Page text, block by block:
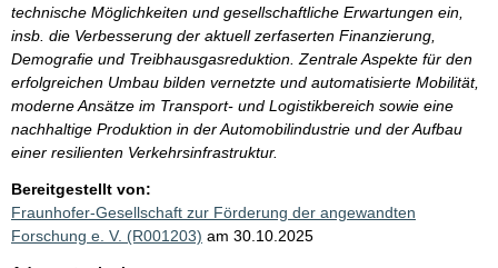
technische Möglichkeiten und gesellschaftliche Erwartungen ein,
insb. die Verbesserung der aktuell zerfaserten Finanzierung,
Demografie und Treibhausgasreduktion. Zentrale Aspekte für den
erfolgreichen Umbau bilden vernetzte und automatisierte Mobilität,
moderne Ansätze im Transport- und Logistikbereich sowie eine
nachhaltige Produktion in der Automobilindustrie und der Aufbau
einer resilienten Verkehrsinfrastruktur.
Bereitgestellt von:
Fraunhofer-Gesellschaft zur Förderung der angewandten
Forschung e. V. (R001203) am 30.10.2025